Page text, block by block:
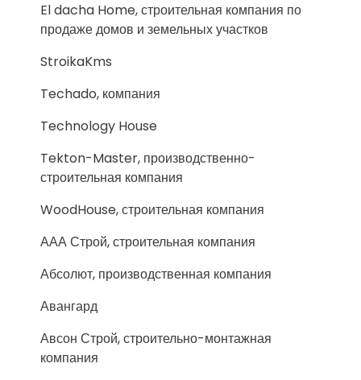
El dacha Home, строительная компания по
продаже домов и земельных участков
StroikaKms
Techado, компания
Technology House
Tekton-Master, производственно-
строительная компания
WoodHouse, строительная компания
ААА Строй, строительная компания
Абсолют, производственная компания
Авангард
Авсон Строй, строительно-монтажная
компания